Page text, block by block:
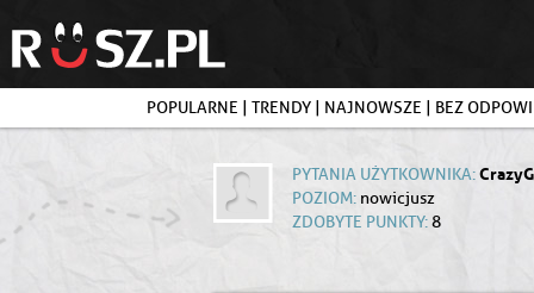
POPULARNE | TRENDY | NAJNOWSZE | BEZ
PYTANIA UŻYTKOWNIKA:
POZIOM: nowicjusz
ZDOBYTE PUNKTY:8